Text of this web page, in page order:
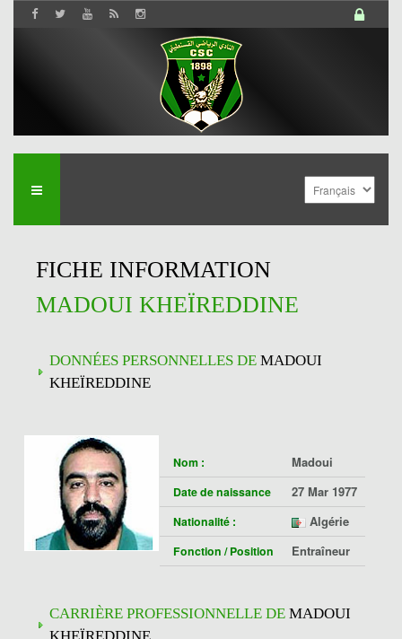
FICHE INFORMATION
MADOUI KHEÏREDDINE
DONNÉES PERSONNELLES DE MADOUI
KHEÏREDDINE
Nom : Madoui
Date de naissance 27 Mar 1977
Nationalité : Algérie
Fonction / Position Entraîneur
CARRIÈRE PROFESSIONNELLE DE MADOUI